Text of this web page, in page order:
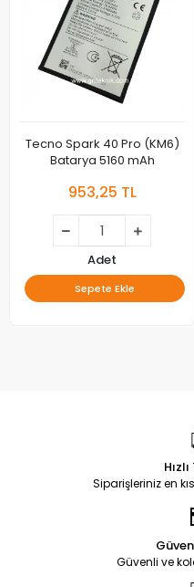
Tecno Spark 40 Pro (KM6)
Batarya 5160 mAh
953,25 TL
Adet
Sepete Ekle
Siparişleriniz en
Güvenli ve